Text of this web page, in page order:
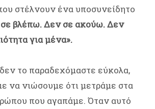
στέλνουν ένα υποσυνείδητο
βλέπω. Δεν σε ακούω. Δεν
για μένα».
το παραδεχόμαστε εύκολα,
να νιώσουμε ότι μετράμε στα
που αγαπάμε. Όταν αυτό